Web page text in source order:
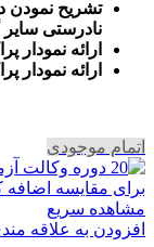
تشریح نمودن
نادرستی سایر
ارائه
رائه نمودار
اتمام موجودی
برای مقایسه اضافه
مشاهده سریع
افزودن به علاقه